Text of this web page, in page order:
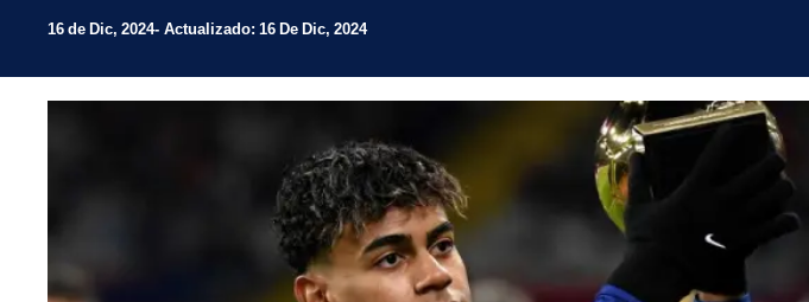
16 de Dic, 2024 Actualizado: 16 De Dic, 2024